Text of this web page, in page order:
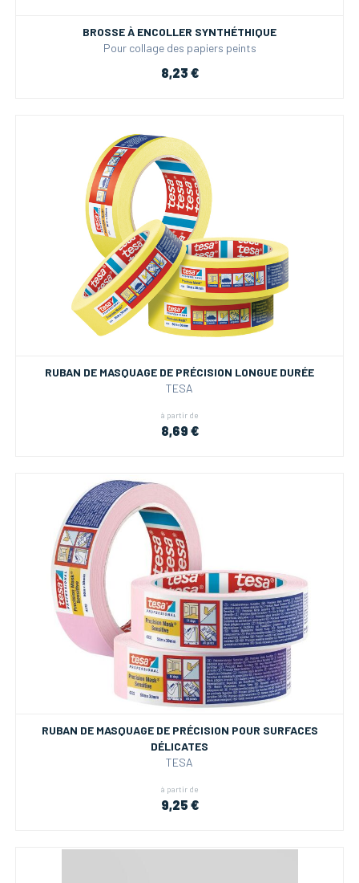
BROSSE À ENCOLLER SYNTHÉTHIQUE
Pour collage des papiers peints
8,23 €
RUBAN DE MASQUAGE DE PRÉCISION LONGUE DURÉE
TESA
à partir de
8,69 €
RUBAN DE MASQUAGE DE PRÉCISION POUR SURFACES
DÉLICATES
TESA
à partir de
9,25 €